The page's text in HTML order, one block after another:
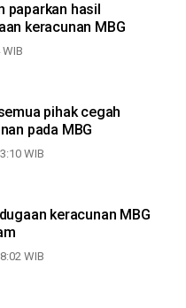
paparkan hasil
keracunan MBG
pihak cegah
pada MBG
WIB
keracunan MBG
WIB